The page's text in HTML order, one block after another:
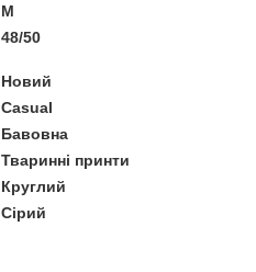
M
48/50
Новий
Casual
Бавовна
Тваринні принти
Круглий
Сірий